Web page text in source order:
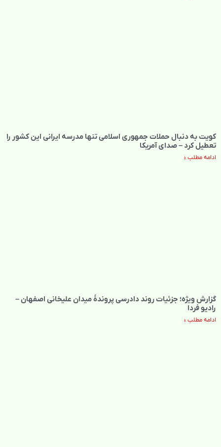
کویت به دنبال حملات جمهوری اسلامی تنها مدرسه ایرانی این کشور را
تعطیل کرد – صدای آمریکا
ادامه مطلب »
گزارش ویژه؛ جزئیات روند دادرسی پروندهٔ میدان علیخانی اصفهان –
رادیو فردا
ادامه مطلب »